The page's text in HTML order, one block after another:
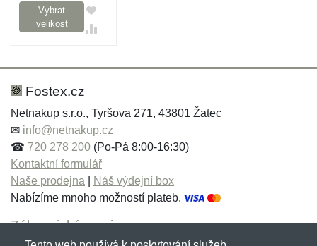
Vybrat
velikost
Fostex.cz
Netnakup s.r.o., Tyršova 271, 43801 Žatec
✉ info@netnakup.cz
☎ 720 278 200 (Po-Pá 8:00-16:30)
Kontaktní formulář
Naše prodejna
Náš výdejní box
Nabízíme mnoho možností plateb.
Zákaznický servis